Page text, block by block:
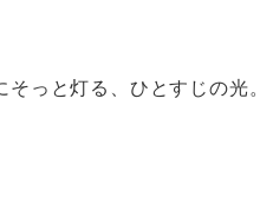
っと灯る、ひとすじの光。